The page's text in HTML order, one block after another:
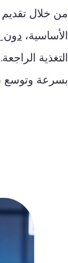
من خلال تقديم
الأساسية، دون
التغذية الراجعة
بسرعة وتوسع